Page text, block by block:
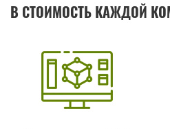
В СТОИМОСТЬ КАЖДОЙ